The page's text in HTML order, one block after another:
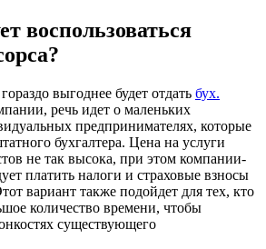
воспользоваться
выгоднее будет отдать бух.
речь идет о маленьких
предпринимателях, которые
бухгалтера. Цена на услуги
не так высока, при этом компании-
платить налоги и страховые взносы
вариант также подойдет для тех, кто
количество времени, чтобы
существующего